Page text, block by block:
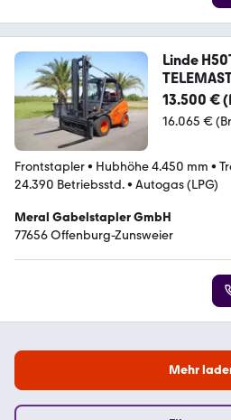
Linde
13.500 €
16.065 €
Frontstapler• Hubhöhe 4.450 mm •
24.390 Betriebsstd.• Autogas (LPG)
Meral Gabelstapler GmbH
77656 Offenburg-Zunsweier
Mehr